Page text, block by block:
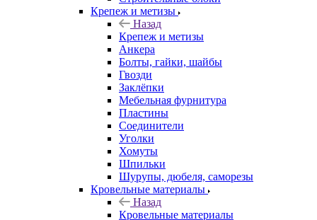
Крепеж и метизы
Назад
Крепеж и метизы
Анкера
Болты, гайки, шайбы
Гвозди
Заклёпки
Мебельная фурнитура
Пластины
Соединители
Уголки
Хомуты
Шпильки
Шурупы, дюбеля, саморезы
Кровельные материалы
Назад
Кровельные материалы